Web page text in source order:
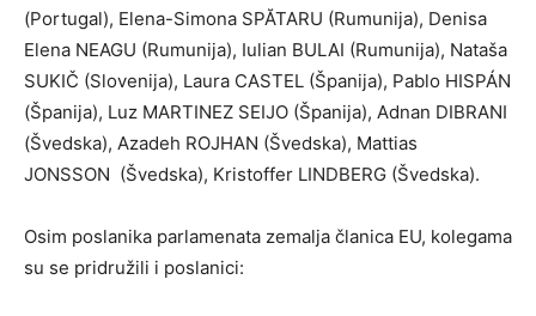
(Portugal), Elena-Simona SPĂTARU (Rumunija), Denisa
Elena NEAGU (Rumunija), Iulian BULAI (Rumunija), Nataša
SUKIČ (Slovenija), Laura CASTEL (Španija), Pablo HISPÁN
(Španija), Luz MARTINEZ SEIJO (Španija), Adnan DIBRANI
(Švedska), Azadeh ROJHAN (Švedska), Mattias
JONSSON (Švedska), Kristoffer LINDBERG (Švedska).
Osim poslanika parlamenata zemalja članica EU, kolegama
su se pridružili i poslanici: